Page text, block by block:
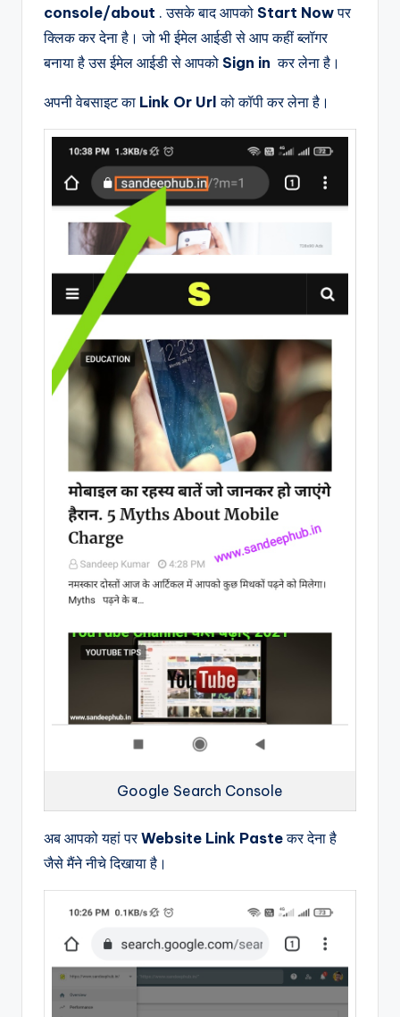
console/about .उसके बाद आपको Start Nowपर
क्लिक कर देना है।जो भी ईमेल आईडी से आप कहीं ब्लॉगर
बनाया है उस ईमेल आईडी से आपको Sign in कर लेना है।
अपनी वेबसाइट का Link Or Url को कॉपी कर लेना है।
Google Search Console
अब आपको यहां परWebsite Link Pasteकर देना है
जैसे मैंने नीचे दिखाया है।